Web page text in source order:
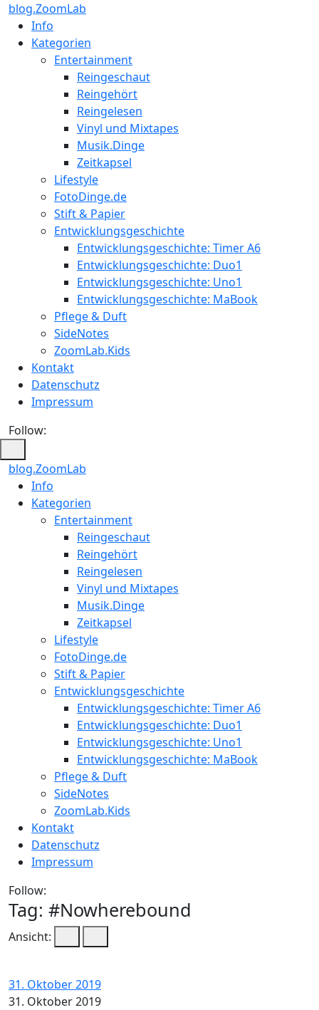
blog.ZoomLab
Info
Kategorien
Entertainment
Reingeschaut
Reingehört
Reingelesen
Vinyl und Mixtapes
Musik.Dinge
Zeitkapsel
Lifestyle
FotoDinge.de
Stift & Papier
Entwicklungsgeschichte
Entwicklungsgeschichte: Timer A6
Entwicklungsgeschichte: Duo1
Entwicklungsgeschichte: Uno1
Entwicklungsgeschichte: MaBook
Pflege & Duft
SideNotes
ZoomLab.Kids
Kontakt
Datenschutz
Impressum
Follow:
blog.ZoomLab
ZoomLab
//
Info
Kategorien
Entertainment
Reingeschaut
Reingehört
Reingelesen
Vinyl und Mixtapes
Musik.Dinge
Zeitkapsel
Lifestyle
FotoDinge.de
Stift & Papier
Entwicklungsgeschichte
Entwicklungsgeschichte: Timer A6
Entwicklungsgeschichte: Duo1
Entwicklungsgeschichte: Uno1
Entwicklungsgeschichte: MaBook
Pflege & Duft
SideNotes
ZoomLab.Kids
Kontakt
Datenschutz
Impressum
Follow:
Tag: #Nowherebound
Ansicht:
31. Oktober 2019
31. Oktober 2019